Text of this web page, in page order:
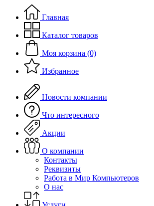
Главная
Каталог товаров
Моя корзина (0)
Избранное
Новости компании
Что интересного
Акции
О компании
Контакты
Реквизиты
Работа в Мир Компьютеров
О нас